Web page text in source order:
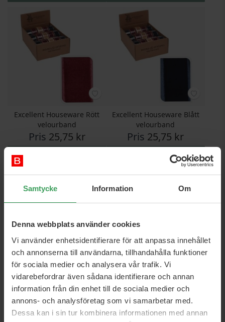
Samtycke Information Om
Denna webbplats använder cookies
Vi använder enhetsidentifierare för att anpassa innehållet
och annonserna till användarna, tillhandahålla funktioner
för sociala medier och analysera vår trafik. Vi
vidarebefordrar även sådana identifierare och annan
information från din enhet till de sociala medier och
annons- och analysföretag som vi samarbetar med.
Dessa kan i sin tur kombinera informationen med annan
Excellent Houseware Rött
velourband
Pris 25,75 kr
Excellent Houseware Blått
velourband
Pris 25,75 kr
Excellent Houseware Röd
med vitt tryck
Pris14,50 kr
Excellent Houseware
Glitter
Pris14,50 kr